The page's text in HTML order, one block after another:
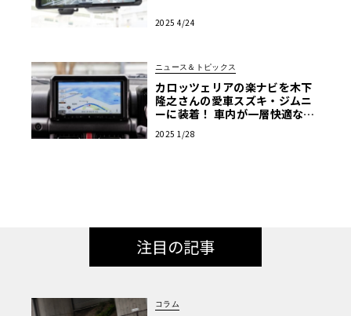
2025 4/24
ニュース＆トピックス
カロッツェリアの楽ナビを木下
隆之さんの愛車スズキ・ジムニ
ーに装着！ 車内が一層快適な空
2025 1/28
注目の記事
コラム